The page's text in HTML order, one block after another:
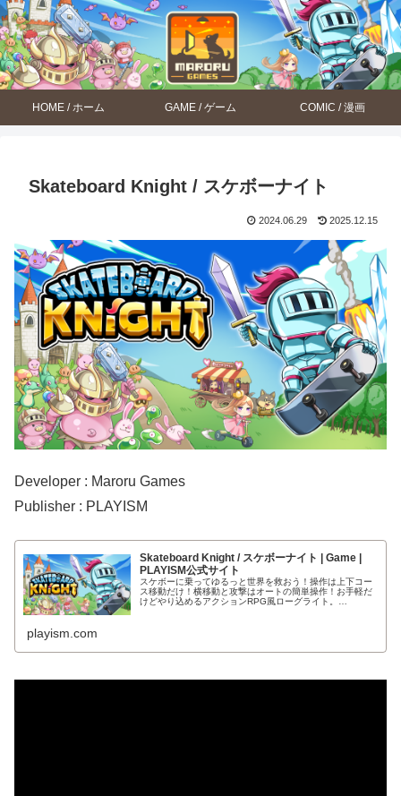
HOME / ホーム GAME / ゲーム COMIC / 漫画
Skateboard Knight / スケボーナイト
2024.06.29 2025.12.15
Developer : Maroru Games
Publisher : PLAYISM
Skateboard Knight / スケボーナイト | Game |
PLAYISM公式サイト
スケボーに乗ってゆるっと世界を救おう！操作は上下コー
ス移動だけ！横移動と攻撃はオートの簡単操作！お手軽だ
けどやり込めるアクションRPG風ローグライト。…
playism.com